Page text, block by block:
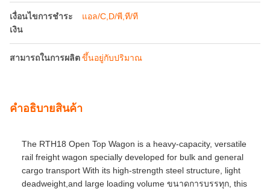
เงื่อนไขการชำระ
เงิน
แอล/C,D/พี,ที/ที
สามารถในการผลิตขึ้นอยู่กับปริมาณ
คําอธิบายสินค้า
The RTH18 Open Top Wagon is a heavy‐capacity, versatile
rail freight wagon specially developed for bulk and general
cargo transport With its high‐strength steel structure, light
deadweight,and large loading volume ขนาดการบรรทุก, this